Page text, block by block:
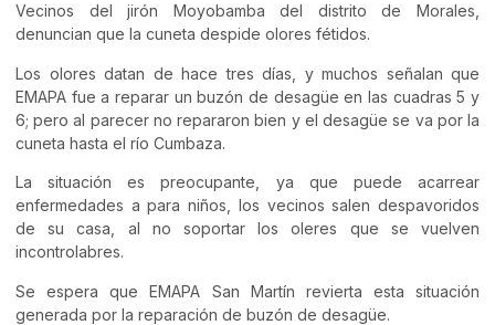
Vecinos del jirón Moyobamba del distrito de Morales,
denuncian que la cuneta despide olores fétidos.
Los olores datan de hace tres días, y muchos señalan que
EMAPA fue a reparar un buzón de desagüe en las cuadras 5 y
6; pero al parecer no repararon bien y el desagüe se va por la
cuneta hasta el río Cumbaza.
La situación es preocupante, ya que puede acarrear
enfermedades a para niños, los vecinos salen despavoridos
de su casa, al no soportar los oleres que se vuelven
incontrolabres.
Se espera que EMAPA San Martín revierta esta situación
generada por la reparación de buzón de desagüe.